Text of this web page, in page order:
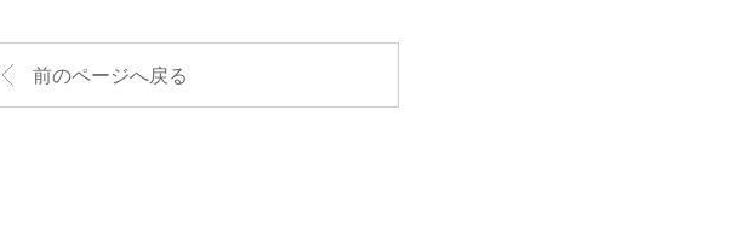
前のページへ戻る